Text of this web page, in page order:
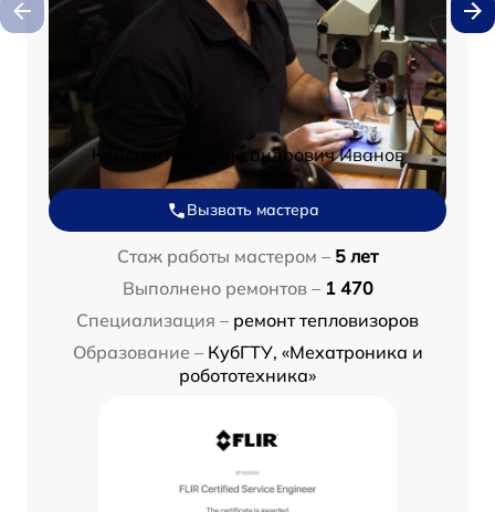
Константин Александрович Иванов
Вызвать мастера
Стаж работы мастером – 5 лет
Выполнено ремонтов – 1 470
Специализация – ремонт тепловизоров
Образование – КубГТУ, «Мехатроника и
робототехника»